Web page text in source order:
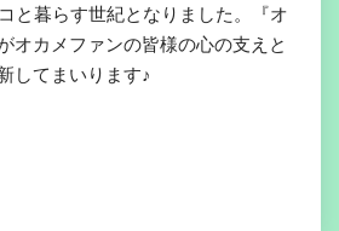
と暮らす世紀となりました。『オ
オカメファンの皆様の心の支えと
してまいります♪